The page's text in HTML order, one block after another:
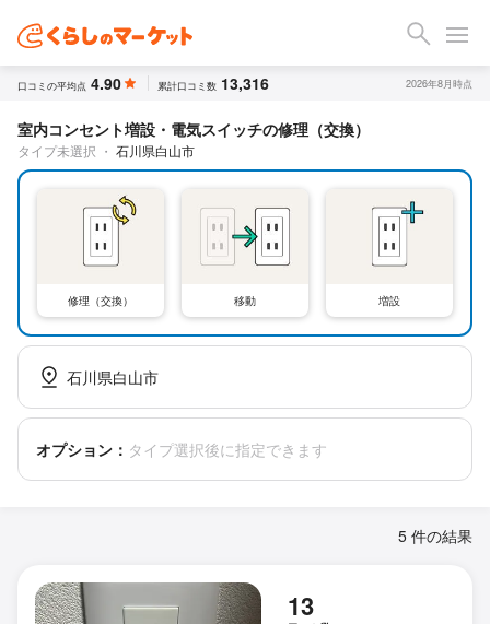
口コミの平均点 4.90 累計口コミ数 13,316 2026年8月時点
室内コンセント増設・電気スイッチの修理（交換）
タイプ未選択 ・ 石川県白山市
修理（交換） 移動 増設
石川県白山市
オプション： タイプ選択後に指定できます
5 件の結果
13